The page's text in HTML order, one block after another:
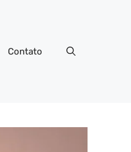
Contato